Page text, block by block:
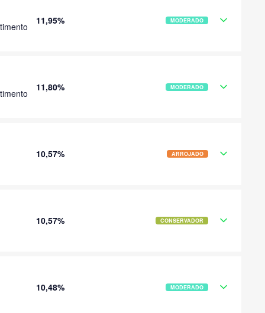
11,95% MODERADO
11,80% MODERADO
10,57% ARROJADO
10,57% CONSERVADOR
10,48% MODERADO